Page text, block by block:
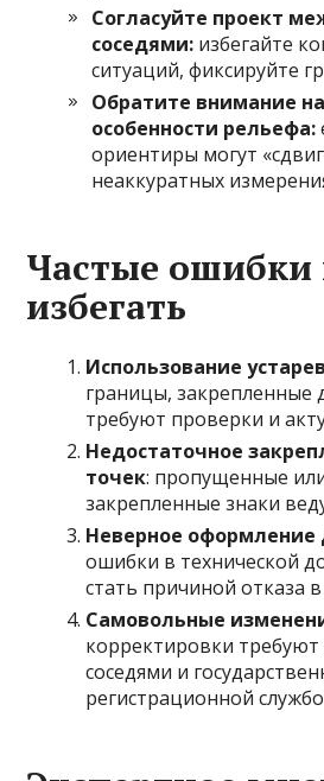
Согласуйте проект
соседями: избегайте
ситуаций, фиксируйте
Обратите внимание
особенности рельефа:
ориентиры могут
неаккуратных
Частые ошибки
избегать
Использование
границы, закрепленные
требуют проверки и
Недостаточное
точек: пропущенные
закрепленные знаки
Неверное оформление
ошибки в технической
стать причиной отказа
Самовольные
корректировки требуют
соседями и
регистрационной